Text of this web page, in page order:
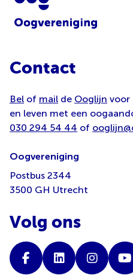
Contact
Bel of mail de Ooglijn voor
en leven met een
030 294 54 44 of
Oogvereniging
Postbus 2344
3500 GH Utrecht
Volg ons